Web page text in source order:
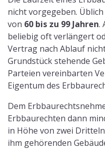
nicht vorgegeben.
von 60 bis zu 99 Jahren.
beliebig oft verlängert
Vertrag nach Ablauf
Grundstück stehende
Parteien vereinbarten
Eigentum des
Dem
Erbbaurechten dann
in Höhe von zwei
ihm gehörenden